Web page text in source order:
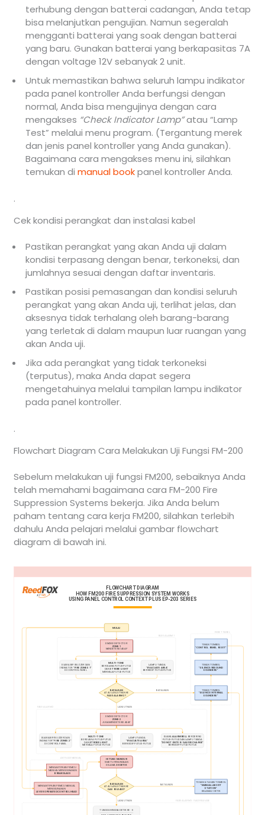
terhubung dengan batterai cadangan, Anda tetap
bisa melanjutkan pengujian. Namun segeralah
mengganti batterai yang soak dengan batterai
yang baru. Gunakan batterai yang berkapasitas 7A
dengan voltage 12V sebanyak 2 unit.
Untuk memastikan bahwa seluruh lampu indikator
pada panel kontroller Anda berfungsi dengan
normal, Anda bisa mengujinya dengan cara
mengakses “Check Indicator Lamp”atau “Lamp
Test” melalui menu program. (Tergantung merek
dan jenis panel kontroller yang Anda gunakan).
Bagaimana cara mengakses menu ini, silahkan
temukan dimanual bookpanel kontroller Anda.
.
Cek kondisi perangkat dan instalasi kabel
Pastikan perangkat yang akan Anda uji dalam
kondisi terpasang dengan benar, terkoneksi, dan
jumlahnya sesuai dengan daftar inventaris.
Pastikan posisi pemasangan dan kondisi seluruh
perangkat yang akan Anda uji, terlihat jelas, dan
aksesnya tidak terhalang oleh barang-barang
yang terletak di dalam maupun luar ruangan yang
akan Anda uji.
Jika ada perangkat yang tidak terkoneksi
(terputus), maka Anda dapat segera
mengetahuinya melalui tampilan lampu indikator
pada panel kontroller.
.
Flowchart Diagram Cara Melakukan Uji Fungsi FM-200
Sebelum melakukan uji fungsi FM200, sebaiknya Anda
telah memahami bagaimana cara FM-200 Fire
Suppression Systems bekerja. Jika Anda belum
paham tentang cara kerja FM200, silahkan terlebih
dahulu Anda pelajari melalui gambar flowchart
diagram di bawah ini.